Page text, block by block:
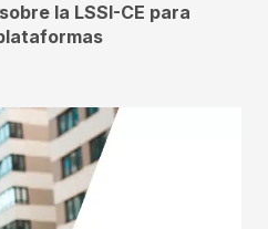
la LSSI-CE para